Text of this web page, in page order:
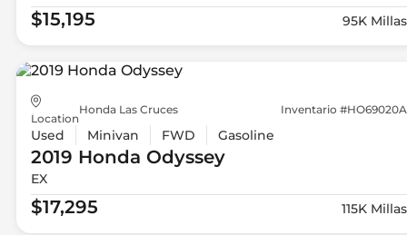
$15,195 95K Millas
Location
Honda Las Cruces Inventario #HO69020A
Used Minivan FWD Gasoline
2019 Honda Odyssey
EX
$17,295 115K Millas